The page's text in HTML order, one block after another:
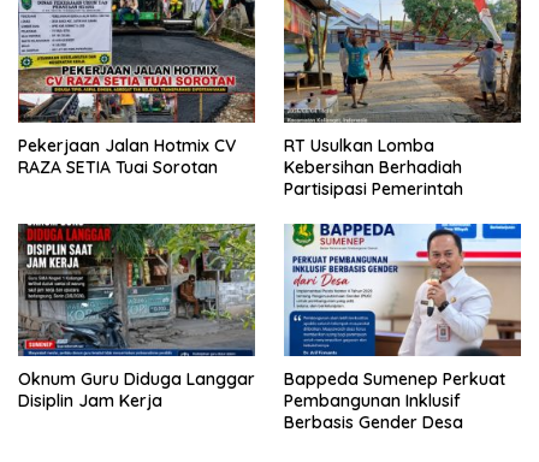
Pekerjaan Jalan Hotmix CV
RAZA SETIA Tuai Sorotan
RT Usulkan Lomba
Kebersihan Berhadiah
Partisipasi Pemerintah
Oknum Guru Diduga Langgar
Disiplin Jam Kerja
Bappeda Sumenep Perkuat
Pembangunan Inklusif
Berbasis Gender Desa